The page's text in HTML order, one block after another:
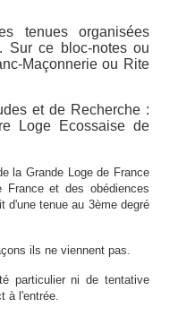
tenues organisées
Sur ce bloc-notes ou
Maçonnerie ou Rite
et de Recherche :
Loge Ecossaise de
la Grande Loge de France
et des obédiences
d'une tenue au 3ème degré
ils ne viennent pas.
particulier ni de tentative
à l'entrée.